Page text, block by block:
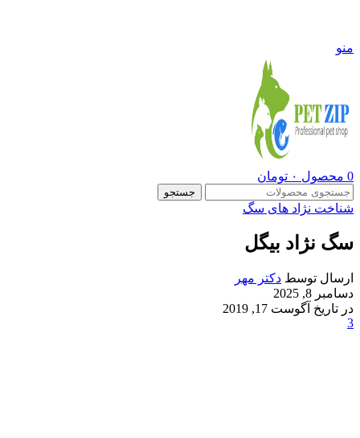
منو
0 محصول ۰ تومان
جستجو
شناخت نژاد های سگ
سگ نژاد بیگل
ارسال توسط دکتر مهر
دسامبر 8, 2025
در تاریخ آگوست 17, 2019
3